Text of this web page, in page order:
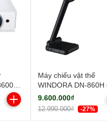
Máy chiếu vật thể
WINDORA DN-860H
sáng sắc nét/ Full
9.600.000₫
12.990.000₫ -27%